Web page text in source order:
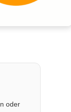
oder